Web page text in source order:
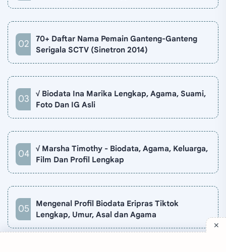
70+ Daftar Nama Pemain Ganteng-Ganteng
Serigala SCTV (Sinetron 2014)
√ Biodata Ina Marika Lengkap, Agama, Suami,
Foto Dan IG Asli
√ Marsha Timothy - Biodata, Agama, Keluarga,
Film Dan Profil Lengkap
Mengenal Profil Biodata Eripras Tiktok
Lengkap, Umur, Asal dan Agama